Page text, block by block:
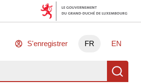
S'enregistrer FR EN